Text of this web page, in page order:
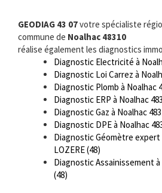
GEODIAG 43 07votre spécialiste
commune de Noalhac 48310
réalise également les diagnostics
Diagnostic Electricité à
Diagnostic Loi Carrez à
Diagnostic Plomb à Noalhac
Diagnostic ERP à Noalhac
Diagnostic Gaz à Noalhac
Diagnostic DPE à Noalhac
Diagnostic Géomètre expert
LOZERE (48)
Diagnostic Assainissement à
(48)